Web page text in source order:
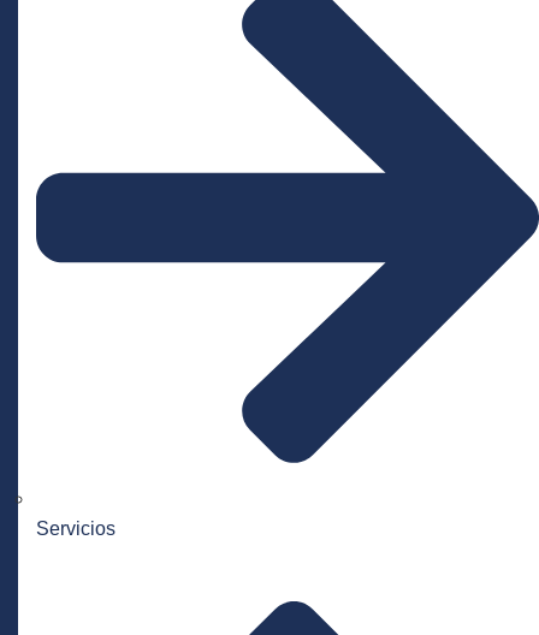
Servicios